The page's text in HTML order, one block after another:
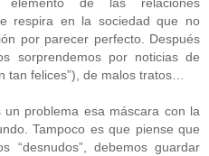
de las relaciones
respira en la sociedad que no
por parecer perfecto. Después
sorprendemos por noticias de
tan felices”), de malos tratos…
un problema esa máscara con la
Tampoco es que piense que
“desnudos”, debemos guardar